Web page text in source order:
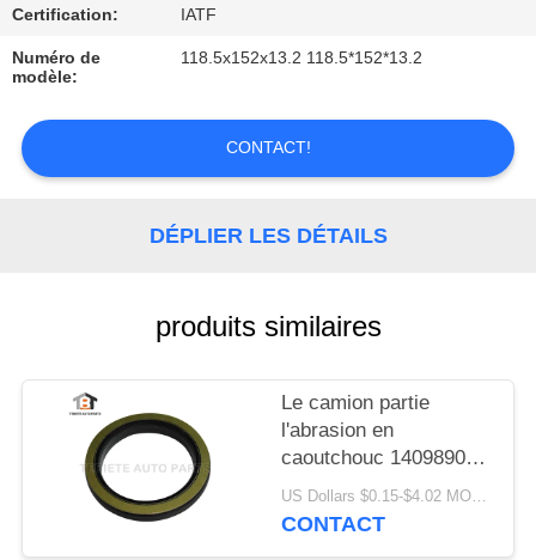
CONTACTEZ-
NOUS
NOUVELLES
Certification: IATF
Numéro de
modèle:
118.5x152x13.2 118.5*152*13.2
CONTACT!
DÉPLIER LES DÉTAILS
produits similaires
Le camion partie
l'abrasion en
caoutchouc 1409890
1313719 résistants de
vieillissement
US Dollars $0.15-$4.02 MOQ:10PCS
CONTACT